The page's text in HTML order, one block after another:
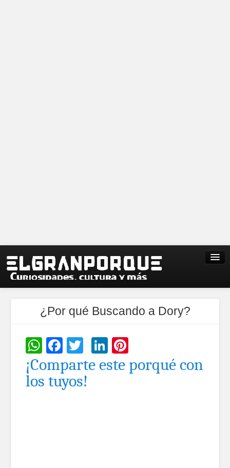
¿Por qué Buscando a Dory?
WhatsApp
Facebook
TwitterLinkedIn
¡Comparte este porqué con
los tuyos!